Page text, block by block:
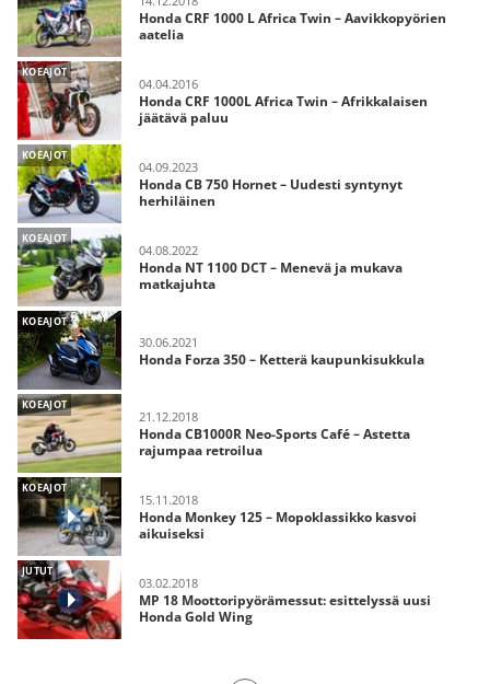
Honda CRF 1000 L Africa Twin – Aavikkopyörien
aatelia
KOEAJOT
04.04.2016
Honda CRF 1000L Africa Twin – Afrikkalaisen
jäätävä paluu
KOEAJOT
04.09.2023
Honda CB 750 Hornet – Uudesti syntynyt
herhiläinen
KOEAJOT
04.08.2022
Honda NT 1100 DCT – Menevä ja mukava
matkajuhta
KOEAJOT
30.06.2021
Honda Forza 350 – Ketterä kaupunkisukkula
KOEAJOT
21.12.2018
Honda CB1000R Neo-Sports Café – Astetta
rajumpaa retroilua
KOEAJOT
15.11.2018
Honda Monkey 125 – Mopoklassikko kasvoi
aikuiseksi
JUTUT
03.02.2018
MP 18 Moottoripyörämessut: esittelyssä uusi
Honda Gold Wing